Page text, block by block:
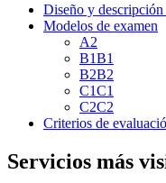
Diseño y descripción
Modelos de examen
A2
B1B1
B2B2
C1C1
C2C2
Criterios de
Servicios más